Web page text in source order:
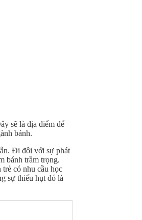
sẽ là địa điểm để
bánh.
Đi đôi với sự phát
bánh trầm trọng.
có nhu cầu học
sự thiếu hụt đó là